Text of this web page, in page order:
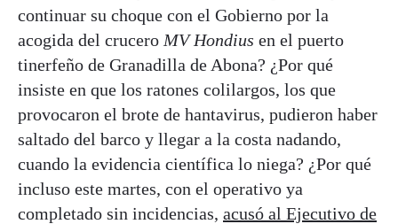
continuar su choque con el Gobierno por la
acogida del crucero MV Hondius en el puerto
tinerfeño de Granadilla de Abona? ¿Por qué
insiste en que los ratones colilargos, los que
provocaron el brote de hantavirus, pudieron haber
saltado del barco y llegar a la costa nadando,
cuando la evidencia científica lo niega? ¿Por qué
incluso este martes, con el operativo ya
completado sin incidencias, acusó al Ejecutivo de